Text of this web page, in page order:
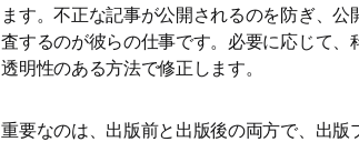
ます。不正な記事が公開されるのを防ぎ、
査するのが彼らの仕事です。必要に応じて、
透明性のある方法で修正します。
重要なのは、出版前と出版後の両方で、出